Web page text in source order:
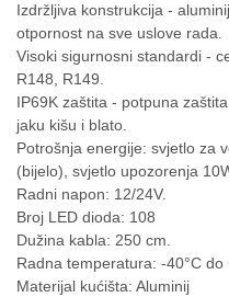
Izdržljiva konstrukcija -
otpornost na sve uslove rada.
Visoki sigurnosni standardi -
R148, R149.
IP69K zaštita - potpuna
jaku kišu i blato.
Potrošnja energije: svjetlo za
(bijelo), svjetlo upozorenja
Radni napon: 12/24V.
Broj LED dioda: 108
Dužina kabla: 250 cm.
Radna temperatura: -40°C do
Materijal kućišta: Aluminij